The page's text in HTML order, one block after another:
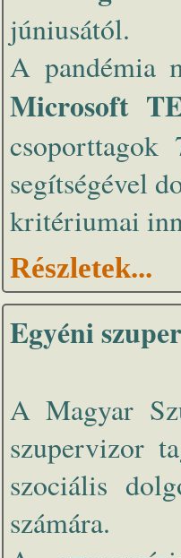
júniusától.
A pandémia
Microsoft
csoporttagok
segítségével
kritériumai
Részletek...
Egyéni
A Magyar
szupervizor
szociális
számára.